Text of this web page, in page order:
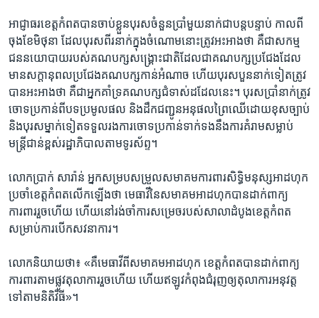
​អាជ្ញាធរ​ខេត្ត​កំពត​បាន​ចាប់ខ្លួន​បុរស​ចំនួន​ប្រាំមួយ​នាក់​ជា​បន្តបន្ទាប់​ កាលពី​
ចុង​ខែ​មិថុនា​ ដែល​បុរស​ពីរ​នាក់​ក្នុង​ចំណោម​នោះ​ត្រូវ​អះអាង​ថា​ គឺ​ជា​សកម្ម​
ជន​នយោបាយ​របស់​គណបក្ស​សង្គ្រោះ​ជាតិ​ដែល​ជា​គណបក្ស​ប្រជែង​ដែល​
មាន​សក្តានុពល​ប្រជែង​គណបក្ស​កាន់អំណាច​ ហើយ​បុរស​បួន​នាក់​ទៀត​ត្រូវ​
បាន​អះអាង​ថា គឺជាអ្នក​គាំទ្រគណបក្ស​ជំទាស់​ដដែល​នេះ។​ បុរស​ប្រាំ​នាក់​ត្រូវ​
ចោទ​ប្រកាន់​ពី​បទ​ប្រមូល​ផល​ និង​ដឹក​ជញ្ជូន​អនុផល​ព្រៃឈើ​ដោយ​ខុសច្បាប់​
និង​បុរស​ម្នាក់​ទៀត​ទទួល​រង​ការ​ចោទ​ប្រកាន់​ទាក់ទង​នឹង​ការ​គំរាម​សម្លាប់​
មន្ត្រី​ជាន់ខ្ពស់​រដ្ឋាភិបាល​តាម​ទូរ​ស័ព្ទ។​
​លោក​ប្រាក់​ សារ៉ាន់​ អ្នក​សម្រប​សម្រួល​សមាគម​ការពារ​សិទ្ធិ​មនុស្ស​អាដហុក​
ប្រចាំ​ខេត្ត​កំពត​លើក​ឡើង​ថា ​មេធាវី​នៃ​សមាគម​អាដហុក​បាន​ដាក់​ពាក្យ​
ការពារ​រួច​ហើយ​ ហើយ​នៅ​រង់ចាំ​ការ​សម្រេច​របស់​សាលា​ដំបូង​ខេត្ត​កំពត​
សម្រាប់​ការ​បើក​សវនាការ។​
លោក​និយាយ​ថា៖​ «​គឺ​មេធាវី​ពី​សមាគម​អាដហុក​ ខេត្ត​កំពត​បាន​ដាក់​ពាក្យ​
ការពារ​តាម​ផ្លូវ​តុលាការ​រួច​ហើយ​ ហើយ​ឥឡូវ​កំពុង​ជំរុញ​ឲ្យ​តុលាការ​អនុវត្ត​
ទៅ​តាម​និតិវិធី»។​